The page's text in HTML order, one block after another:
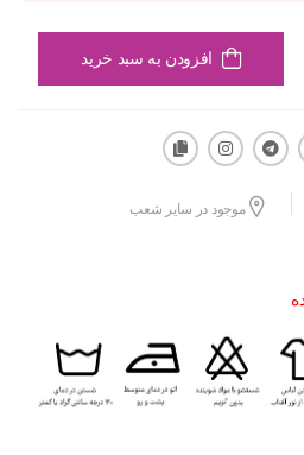
افزودن به سبد خرید
موجود در سایر شعب